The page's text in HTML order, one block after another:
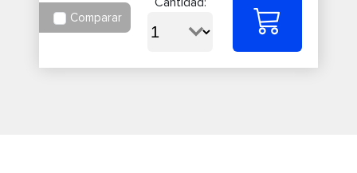
Comparar